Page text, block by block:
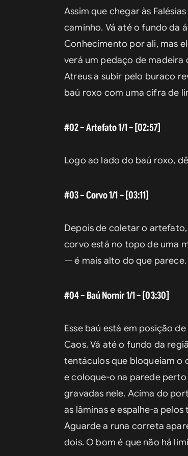
Assim que chegar às
caminho. Vá até o fundo da
Conhecimento por ali, mas
verá um pedaço de madeira
Atreus a subir pelo buraco
baú roxo com uma cifra de
#02 – Artefato 1/1 – [02:57]
Logo ao lado do baú roxo,
#03 – Corvo 1/1 – [03:11]
Depois de coletar o
corvo está no topo de uma
— é mais alto do que parece.
#04 – Baú Nornir 1/1 – [03:30]
Esse baú está em posição
Caos. Vá até o fundo da
tentáculos que bloqueiam o
e coloque-o na parede perto
gravadas nele. Acima do
as lâminas e espalhe-a
Aguarde a runa correta
dois. O bom é que não há